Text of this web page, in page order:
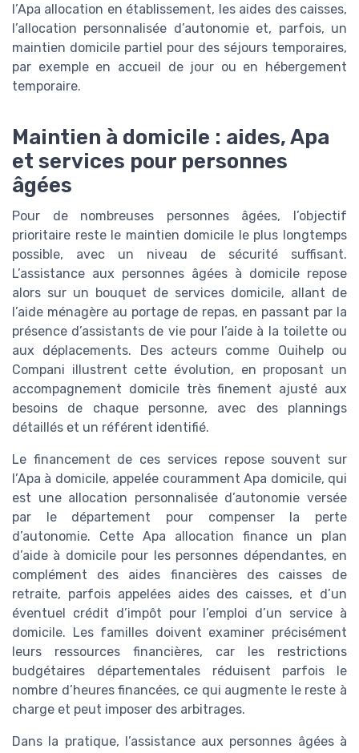
l’Apa allocation en établissement, les aides des caisses,
l’allocation personnalisée d’autonomie et, parfois, un
maintien domicile partiel pour des séjours temporaires,
par exemple en accueil de jour ou en hébergement
temporaire.
Maintien à domicile : aides, Apa
et services pour personnes
âgées
Pour de nombreuses personnes âgées, l’objectif
prioritaire reste le maintien domicile le plus longtemps
possible, avec un niveau de sécurité suffisant.
L’assistance aux personnes âgées à domicile repose
alors sur un bouquet de services domicile, allant de
l’aide ménagère au portage de repas, en passant par la
présence d’assistants de vie pour l’aide à la toilette ou
aux déplacements. Des acteurs comme Ouihelp ou
Compani illustrent cette évolution, en proposant un
accompagnement domicile très finement ajusté aux
besoins de chaque personne, avec des plannings
détaillés et un référent identifié.
Le financement de ces services repose souvent sur
l’Apa à domicile, appelée couramment Apa domicile, qui
est une allocation personnalisée d’autonomie versée
par le département pour compenser la perte
d’autonomie. Cette Apa allocation finance un plan
d’aide à domicile pour les personnes dépendantes, en
complément des aides financières des caisses de
retraite, parfois appelées aides des caisses, et d’un
éventuel crédit d’impôt pour l’emploi d’un service à
domicile. Les familles doivent examiner précisément
leurs ressources financières, car les restrictions
budgétaires départementales réduisent parfois le
nombre d’heures financées, ce qui augmente le reste à
charge et peut imposer des arbitrages.
Dans la pratique, l’assistance aux personnes âgées à